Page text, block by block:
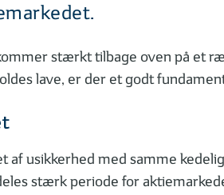
stærkt tilbage oven på et
lave, er der et godt
af usikkerhed med samme
stærk periode for